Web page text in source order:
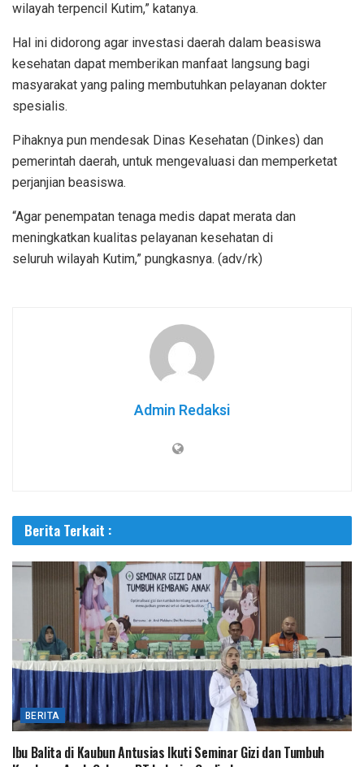
wilayah terpencil Kutim,” katanya.
Hal ini didorong agar investasi daerah dalam beasiswa
kesehatan dapat memberikan manfaat langsung bagi
masyarakat yang paling membutuhkan pelayanan dokter
spesialis.
Pihaknya pun mendesak Dinas Kesehatan (Dinkes) dan
pemerintah daerah, untuk mengevaluasi dan memperketat
perjanjian beasiswa.
“Agar penempatan tenaga medis dapat merata dan
meningkatkan kualitas pelayanan kesehatan di
seluruh wilayah Kutim,” pungkasnya. (adv/rk)
Admin Redaksi
Berita Terkait :
BERITA
Ibu Balita di Kaubun Antusias Ikuti Seminar Gizi dan Tumbuh